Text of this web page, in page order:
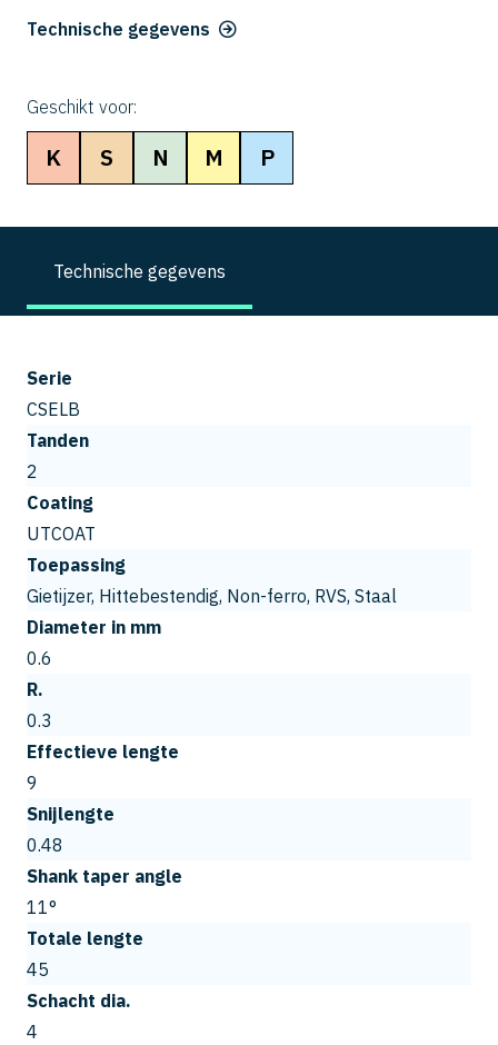
Technische gegevens
Geschikt voor:
K S N M P
Technische gegevens
Serie
CSELB
Tanden
2
Coating
UTCOAT
Toepassing
Gietijzer, Hittebestendig, Non-ferro, RVS, Staal
Diameter in mm
0.6
R.
0.3
Effectieve lengte
9
Snijlengte
0.48
Shank taper angle
11°
Totale lengte
45
Schacht dia.
4